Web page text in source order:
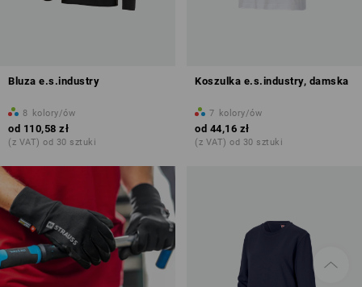
Bluza e.s.industry
8 kolory/ów
od 110,58 zł
(z VAT) od 30 sztuki
Koszulka e.s.industry, damska
7 kolory/ów
od 44,16 zł
(z VAT) od 30 sztuki